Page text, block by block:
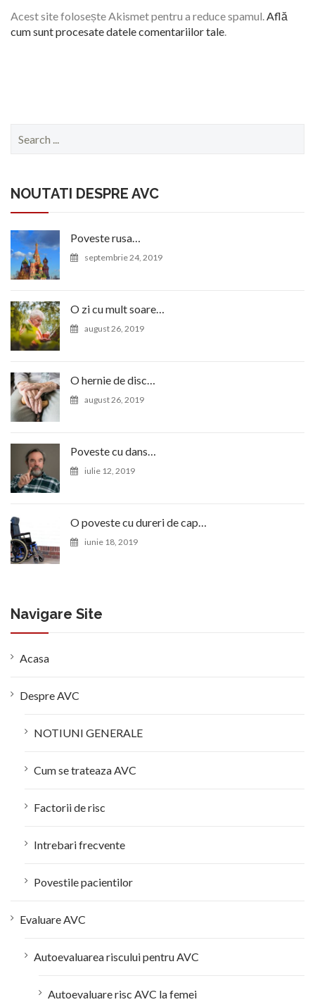
Acest site folosește Akismet pentru a reduce spamul.Află
cum sunt procesate datele comentariilor tale.
for:
NOUTATI DESPRE AVC
Poveste rusa…
septembrie 24, 2019
O zi cu mult soare…
august 26, 2019
O hernie de disc…
august 26, 2019
Poveste cu dans…
iulie 12, 2019
O poveste cu dureri de cap…
iunie 18, 2019
Navigare Site
Acasa
Despre AVC
NOTIUNI GENERALE
Cum se trateaza AVC
Factorii de risc
Intrebari frecvente
Povestile pacientilor
Evaluare AVC
Autoevaluarea riscului pentru AVC
Autoevaluare risc AVC la femei